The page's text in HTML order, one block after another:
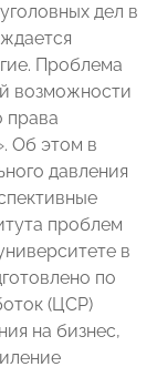
дел в
Проблема
возможности
права
Об этом в
давления
проблем
в
по
(ЦСР)
на бизнес,